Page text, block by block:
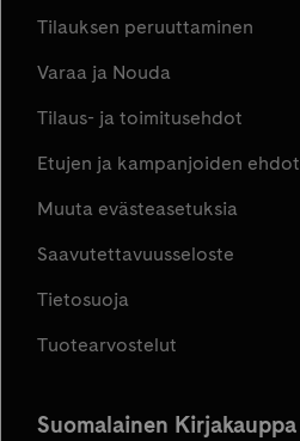
Tilauksen peruuttaminen
Varaa ja Nouda
Tilaus- ja toimitusehdot
Etujen ja kampanjoiden ehdot
Muuta evästeasetuksia
Saavutettavuusseloste
Tietosuoja
Tuotearvostelut
Suomalainen Kirjakauppa